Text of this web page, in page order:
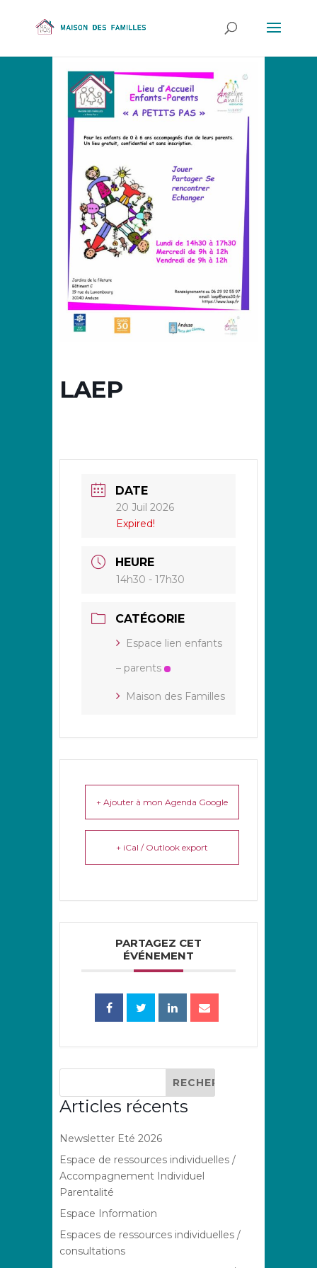
LAEP
DATE
20 Juil 2026
Expired!
HEURE
14h30 - 17h30
CATÉGORIE
Espace lien enfants
– parents
Maison des Familles
+ Ajouter à mon Agenda Google
+ iCal / Outlook export
PARTAGEZ CET
ÉVÉNEMENT
Articles récents
Newsletter Eté 2026
Espace de ressources individuelles /
Accompagnement Individuel
Parentalité
Espace Information
Espaces de ressources individuelles /
consultations